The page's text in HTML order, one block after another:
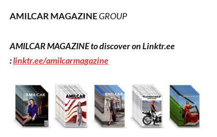
AMILCAR MAGAZINEGROUP
AMILCAR MAGAZINE to discover on Linktr.ee
:linktr.ee/amilcarmagazine